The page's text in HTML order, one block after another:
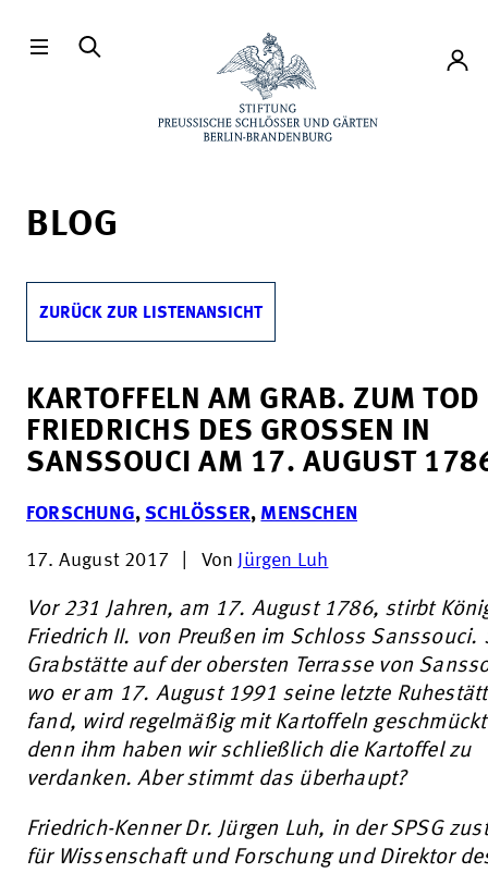
Konto
BLOG
ZURÜCK ZUR LISTENANSICHT
KARTOFFELN AM GRAB. ZUM TOD
FRIEDRICHS DES GROSSEN IN S
ANSSOUCI AM 17. AUGUST 1786
FORSCHUNG,SCHLÖSSER, MENSCHEN
17. August 2017 Von Jürgen Luh
Vor 231 Jahren, am 17. August 1786, stirbt
Friedrich II. von Preußen im Schloss Sanssouci.
Grabstätte auf der obersten Terrasse von
wo er am 17. August 1991 seine letzte
fand, wird regelmäßig mit Kartoffeln
denn ihm haben wir schließlich die Kartoffel zu
verdanken. Aber stimmt das überhaupt?
Friedrich-Kenner Dr. Jürgen Luh, in der SPSG
für Wissenschaft und Forschung und Direktor